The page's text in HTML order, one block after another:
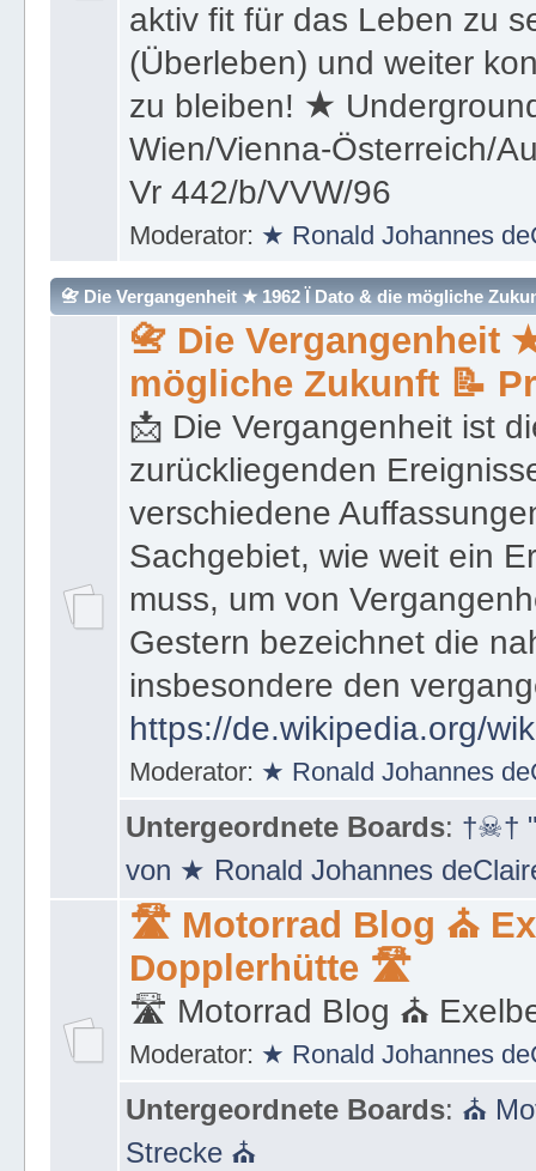
und natürlich zu
aktiv fit für das Leben zu
(Überleben) und weiter
zu bleiben! ★
Wien/Vienna-Österreich/
Vr 442/b/VVW/96
Moderator:★ Ronald Johannes
📇 Die Vergangenheit ★ 1962 Ï Dato & die mögliche
📇 Die Vergangenheit
mögliche Zukunft 📝
📩 Die Vergangenheit ist
zurückliegenden
verschiedene
Sachgebiet, wie weit ein
muss, um von
Gestern bezeichnet die
insbesondere den
https://de.wikipedia.org/
Moderator:★ Ronald Johannes
Untergeordnete Boards:†☠†
von ★ Ronald Johannes
🛣 Motorrad Blog ⛪
Dopplerhütte 🛣
🛣 Motorrad Blog ⛪
Moderator:★ Ronald Johannes
Untergeordnete Boards